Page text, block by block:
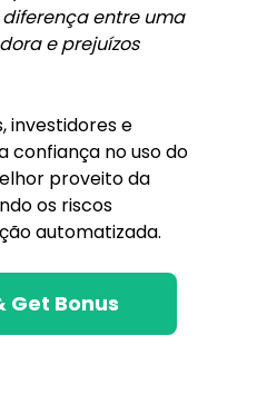
entre uma
e prejuízos
investidores e
confiança no uso do
proveito da
os riscos
automatizada.
Get Bonus